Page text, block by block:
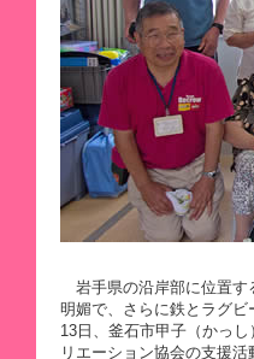
岩手県の沿岸部に位置す
明媚で、さらに鉄とラグビ
13日、釜石市甲子（かっ
リエーション協会の支援